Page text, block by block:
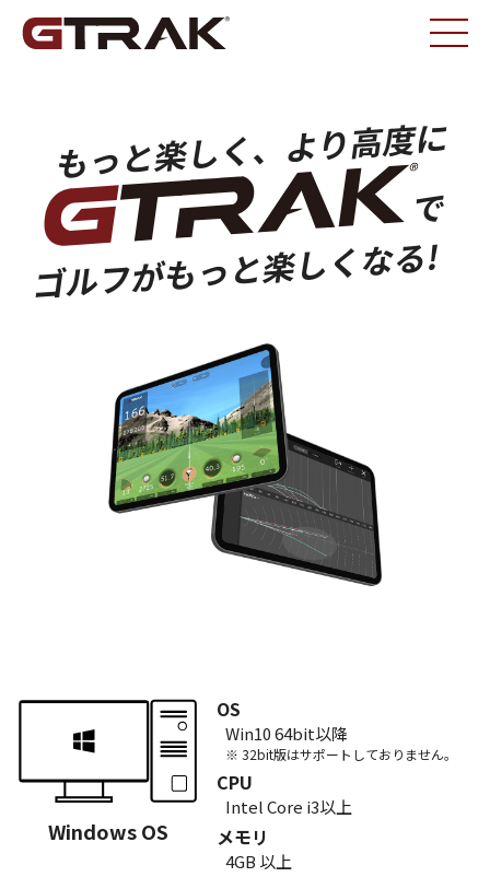
もっと楽しく、より高度に
で
ゴルフがもっと楽しくなる!
Windows OS
OS
Win10 64bit以降
※ 32bit版はサポートしておりません。
CPU
Intel Core i3以上
メモリ
4GB 以上